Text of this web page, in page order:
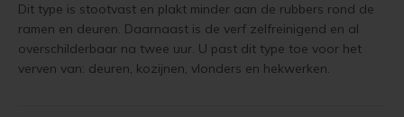
Eikenhout verven
Geïmpregneerd hout behandelen
Dit type is stootvast en plakt minder aan de rubbers rond de
ramen en deuren. Daarnaast is de verf zelfreinigend en al
overschilderbaar na twee uur. U past dit type toe voor het
verven van: deuren, kozijnen, vlonders en hekwerken.